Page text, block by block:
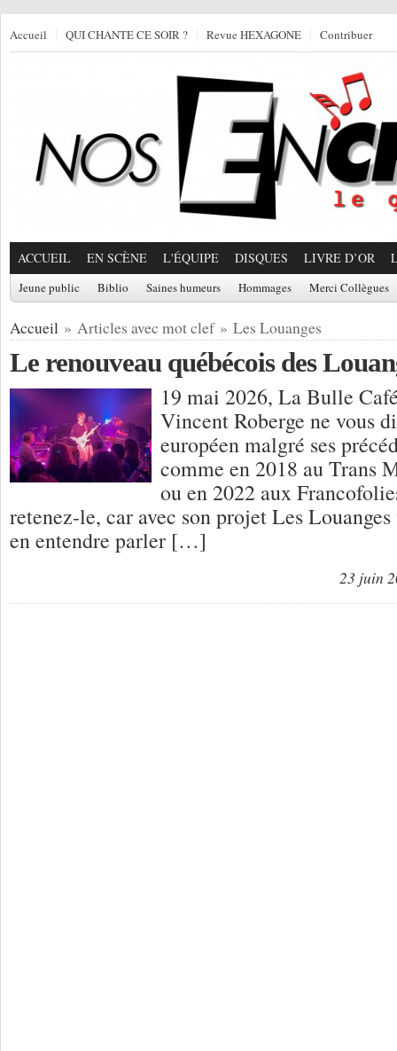
Accueil QUI CHANTE CE SOIR ? Revue HEXAGONE Contribuer
ACCUEIL EN SCÈNE L'ÉQUIPE DISQUES LIVRE D’OR
Jeune public Biblio Saines humeurs Hommages Merci Collègues
Accueil » Articles avec mot clef » Les Louanges
Le renouveau québécois des
19 mai 2026, La Bulle
Vincent Roberge ne vous
européen malgré ses
comme en 2018 au Trans
ou en 2022 aux
retenez-le, car avec son projet Les
en entendre parler […]
23 juin